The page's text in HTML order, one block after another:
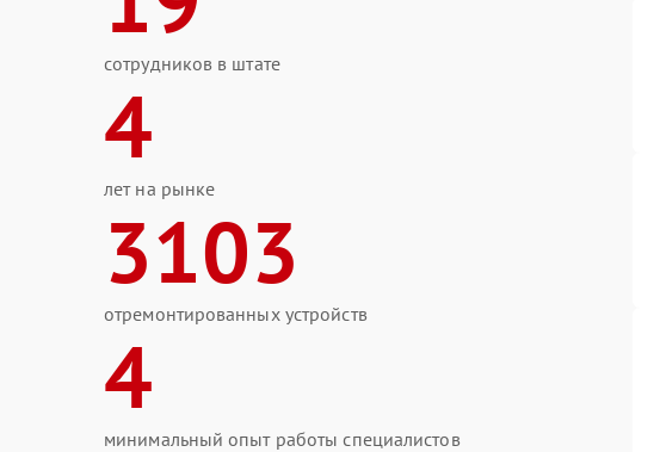
сотрудников в штате
4
лет на рынке
3103
отремонтированных устройств
4
минимальный опыт работы специалистов